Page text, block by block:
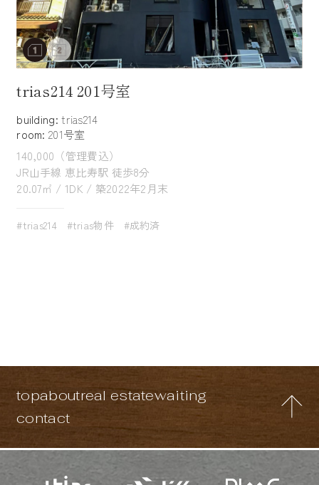
trias214 201号室
building: trias214
room: 201号室
140,000（管理費込）
JR山手線 恵比寿駅 徒歩8分
20.07㎡ / 1DK / 築2022年2月末
#trias214 #trias物件 #成約済
topaboutreal estatewaiting
contact